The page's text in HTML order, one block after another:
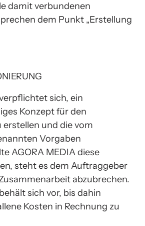
damit verbundenen
dem Punkt „Erstellung
sich, ein
Konzept für den
und die vom
Vorgaben
AGORA MEDIA diese
steht es dem Auftraggeber
abzubrechen.
sich vor, bis dahin
Kosten in Rechnung zu